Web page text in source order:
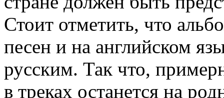
Стоит отметить, что
песен и на английском
русским. Так что,
в треках останется на